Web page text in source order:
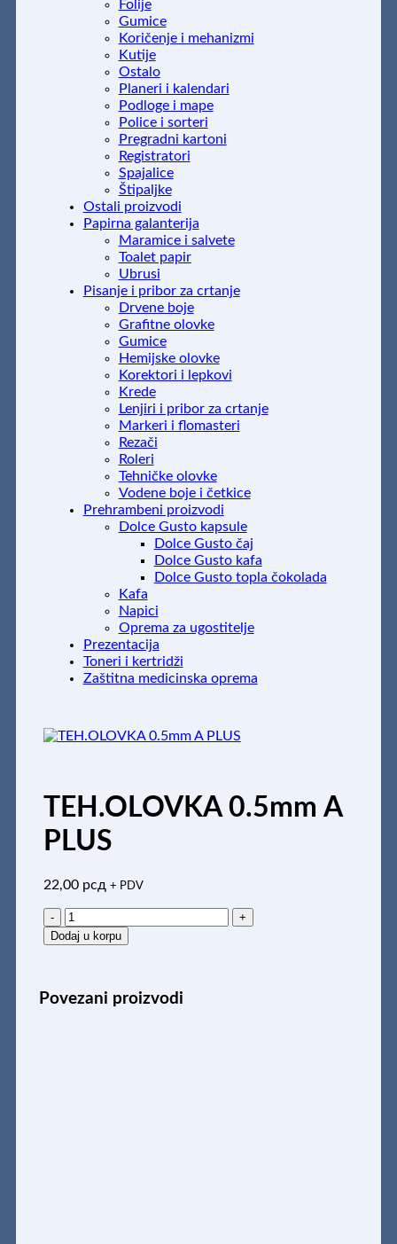
Folije
Gumice
Koričenje i mehanizmi
Kutije
Ostalo
Planeri i kalendari
Podloge i mape
Police i sorteri
Pregradni kartoni
Registratori
Spajalice
Štipaljke
Ostali proizvodi
Papirna galanterija
Maramice i salvete
Toalet papir
Ubrusi
Pisanje i pribor za crtanje
Drvene boje
Grafitne olovke
Gumice
Hemijske olovke
Korektori i lepkovi
Krede
Lenjiri i pribor za crtanje
Markeri i flomasteri
Rezači
Roleri
Tehničke olovke
Vodene boje i četkice
Prehrambeni proizvodi
Dolce Gusto kapsule
Dolce Gusto čaj
Dolce Gusto kafa
Dolce Gusto topla čokolada
Kafa
Napici
Oprema za ugostitelje
Prezentacija
Toneri i kertridži
Zaštitna medicinska oprema
TEH.OLOVKA 0.5mm A
PLUS
22,00 рсд + PDV
TEH.OLOVKA
0.5mm
A
Dodaj u korpu
Povezani proizvodi